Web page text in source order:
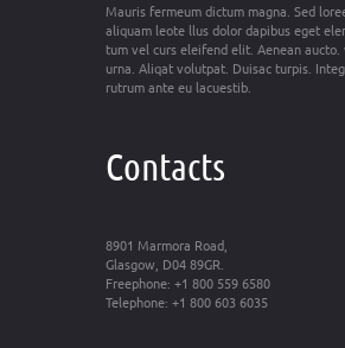
Mauris fermeum dictum magna. Sed
aliquam leote llus dolor dapibus eget
tum vel curs eleifend elit. Aenean
urna. Aliqat volutpat. Duisac turpis.
rutrum ante eu lacuestib.
Contacts
8901 Marmora Road,
Glasgow, D04 89GR.
Freephone: +1 800 559 6580
Telephone: +1 800 603 6035